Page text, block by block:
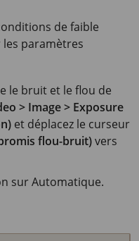
de faible
paramètres
le bruit et le flou de
> Image > Exposure
et déplacez le curseur
flou-bruit)vers
sur Automatique.